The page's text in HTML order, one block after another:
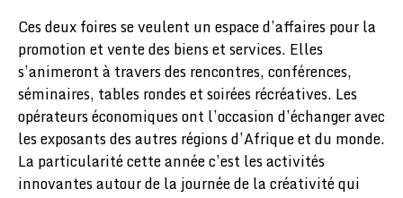
Ces deux foires se veulent un espace d’affaires pour la
promotion et vente des biens et services. Elles
s’animeront à travers des rencontres, conférences,
séminaires, tables rondes et soirées récréatives. Les
opérateurs économiques ont l’occasion d’échanger avec
les exposants des autres régions d’Afrique et du monde.
La particularité cette année c’est les activités
innovantes autour de la journée de la créativité qui